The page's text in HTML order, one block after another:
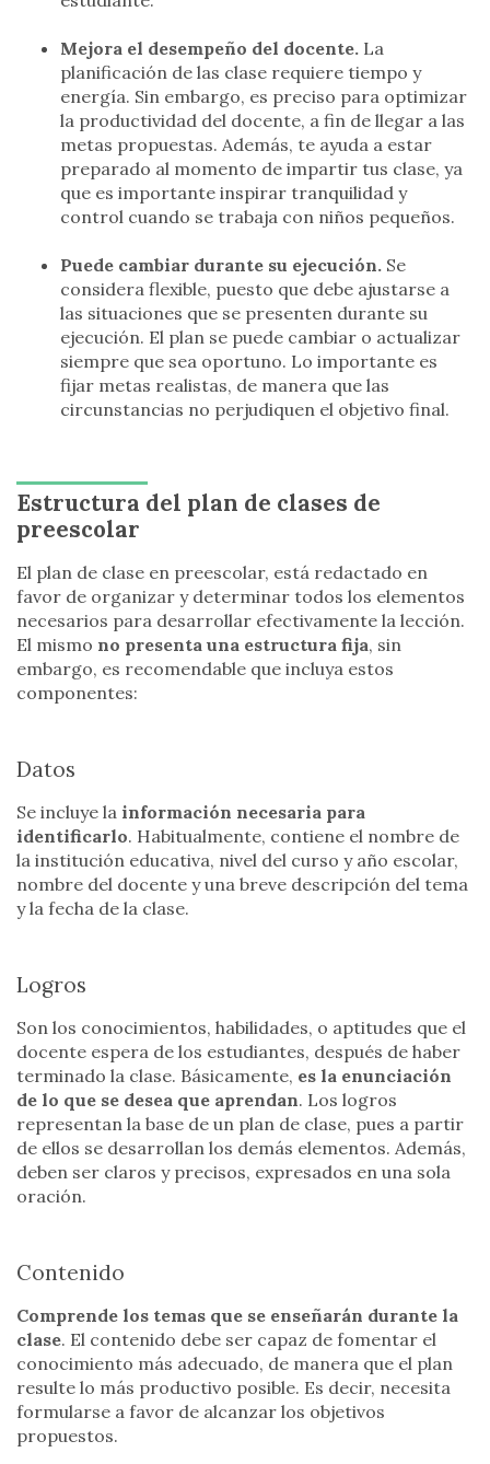
Mejora el desempeño del docente. La
planificación de las clase requiere tiempo y
energía. Sin embargo, es preciso para optimizar
la productividad del docente, a fin de llegar a las
metas propuestas. Además, te ayuda a estar
preparado al momento de impartir tus clase, ya
que es importante inspirar tranquilidad y
control cuando se trabaja con niños pequeños.
Puede cambiar durante su ejecución. Se
considera flexible, puesto que debe ajustarse a
las situaciones que se presenten durante su
ejecución. El plan se puede cambiar o actualizar
siempre que sea oportuno. Lo importante es
fijar metas realistas, de manera que las
circunstancias no perjudiquen el objetivo final.
Estructura del plan de clases de
preescolar
El plan de clase en preescolar, está redactado en
favor de organizar y determinar todos los elementos
necesarios para desarrollar efectivamente la lección.
El mismo no presenta una estructura fija, sin
embargo, es recomendable que incluya estos
componentes:
Datos
Se incluye la información necesaria para
identificarlo. Habitualmente, contiene el nombre de
la institución educativa, nivel del curso y año escolar,
nombre del docente y una breve descripción del tema
y la fecha de la clase.
Logros
Son los conocimientos, habilidades, o aptitudes que el
docente espera de los estudiantes, después de haber
terminado la clase. Básicamente, es la enunciación
de lo que se desea que aprendan. Los logros
representan la base de un plan de clase, pues a partir
de ellos se desarrollan los demás elementos. Además,
deben ser claros y precisos, expresados en una sola
oración.
Contenido
Comprende los temas que se enseñarán durante la
clase. El contenido debe ser capaz de fomentar el
conocimiento más adecuado, de manera que el plan
resulte lo más productivo posible. Es decir, necesita
formularse a favor de alcanzar los objetivos
propuestos.